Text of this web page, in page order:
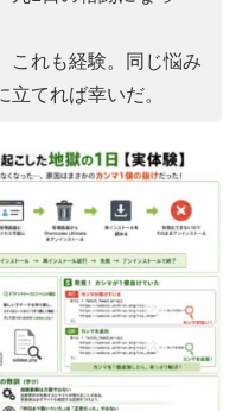
これも経験。同じ悩み
立てれば幸いだ。